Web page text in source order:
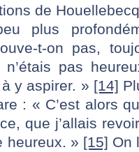
de
plus
t-on pas,
pas
y aspirer. » [14]
: « C’est alors
que j’allais
heureux. » [15] On